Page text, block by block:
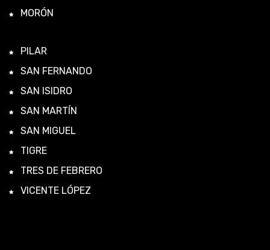
MORÓN
PILAR
SAN FERNANDO
SAN ISIDRO
SAN MARTÍN
SAN MIGUEL
TIGRE
TRES DE FEBRERO
VICENTE LÓPEZ